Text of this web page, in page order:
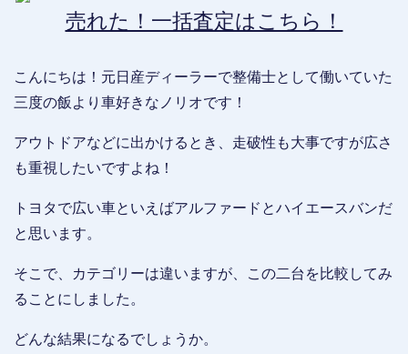
売れた！一括査定はこちら！
こんにちは！元日産ディーラーで整備士として働いていた
三度の飯より車好きなノリオです！
アウトドアなどに出かけるとき、走破性も大事ですが広さ
も重視したいですよね！
トヨタで広い車といえばアルファードとハイエースバンだ
と思います。
そこで、カテゴリーは違いますが、この二台を比較してみ
ることにしました。
どんな結果になるでしょうか。